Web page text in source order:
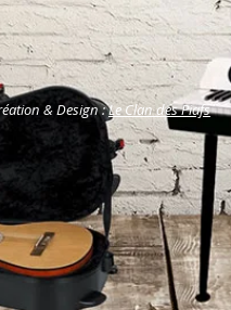
& Design :Le Clan des Piafs